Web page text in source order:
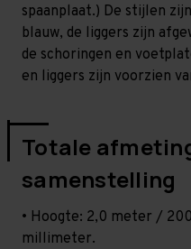
spaanplaat.) De stijlen
blauw, de liggers zijn
de schoringen en
en liggers zijn voorzien
Totale
samenstelling
• Hoogte: 2,0 meter /
millimeter.